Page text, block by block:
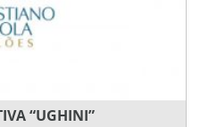
“UGHINI”